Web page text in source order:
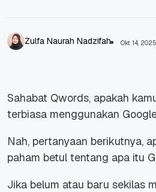
Zulfa Naurah Nadzifah Okt 14, 2025
Sahabat Qwords, apakah
terbiasa menggunakan
Nah, pertanyaan berikutnya,
paham betul tentang apa itu
Jika belum atau baru sekilas